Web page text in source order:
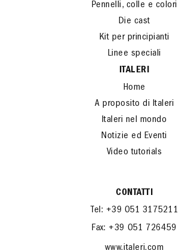
Pennelli, colle e colori
Die cast
Kit per principianti
Linee speciali
ITALERI
Home
A proposito di Italeri
Italeri nel mondo
Notizie ed Eventi
Video tutorials
CONTATTI
Tel: +39 051 3175211
Fax: +39 051 726459